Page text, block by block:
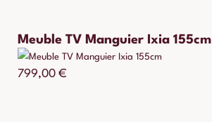
Meuble TV Manguier Ixia 155cm
799,00 €